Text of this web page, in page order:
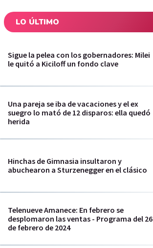
LO ÚLTIMO
Sigue la pelea con los gobernadores: Milei
le quitó a Kiciloff un fondo clave
Una pareja se iba de vacaciones y el ex
suegro lo mató de 12 disparos: ella quedó
herida
Hinchas de Gimnasia insultaron y
abuchearon a Sturzenegger en el clásico
Telenueve Amanece: En febrero se
desplomaron las ventas - Programa del 26
de febrero de 2024